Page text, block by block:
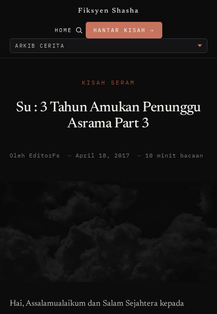
Fiksyen Shasha
HOME HANTAR KISAH →
KISAH SERAM
Su : 3 Tahun Amukan Penunggu
Asrama Part 3
Oleh EditorFs — April 18, 2017 — 10 minit bacaan
Hai, Assalamualaikum dan Salam Sejahtera kepada